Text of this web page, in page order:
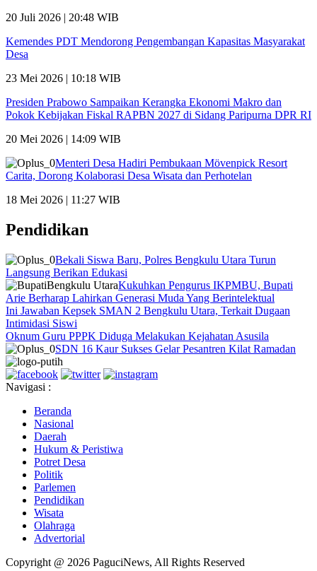
20 Juli 2026 | 20:48 WIB
Kemendes PDT Mendorong Pengembangan Kapasitas Masyarakat
Desa
23 Mei 2026 | 10:18 WIB
Presiden Prabowo Sampaikan Kerangka Ekonomi Makro dan
Pokok Kebijakan Fiskal RAPBN 2027 di Sidang Paripurna DPR RI
20 Mei 2026 | 14:09 WIB
Menteri Desa Hadiri Pembukaan Mövenpick Resort
Carita, Dorong Kolaborasi Desa Wisata dan Perhotelan
18 Mei 2026 | 11:27 WIB
Pendidikan
Bekali Siswa Baru, Polres Bengkulu Utara Turun
Langsung Berikan Edukasi
Kukuhkan Pengurus IKPMBU, Bupati
Arie Berharap Lahirkan Generasi Muda Yang Berintelektual
Ini Jawaban Kepsek SMAN 2 Bengkulu Utara, Terkait Dugaan
Intimidasi Siswi
Oknum Guru PPPK Diduga Melakukan Kejahatan Asusila
SDN 16 Kaur Sukses Gelar Pesantren Kilat Ramadan
Navigasi :
Beranda
Nasional
Daerah
Hukum & Peristiwa
Potret Desa
Politik
Parlemen
Pendidikan
Wisata
Olahraga
Advertorial
Copyright @ 2026 PaguciNews, All Rights Reserved